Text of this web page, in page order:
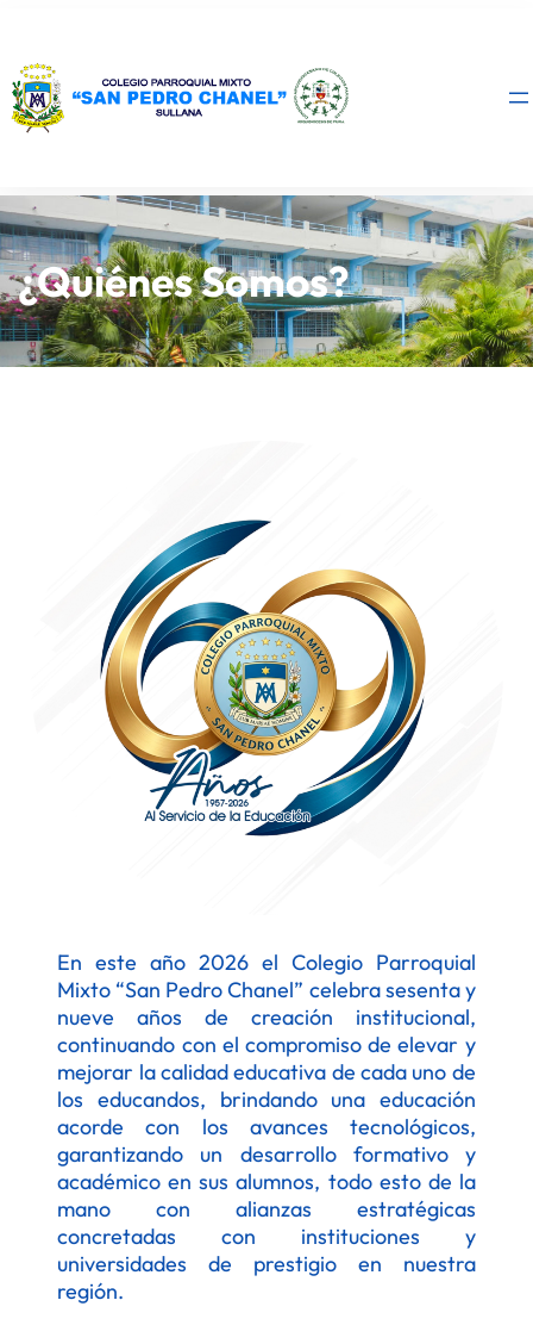
¿Quiénes Somos?
En este año 2026 el Colegio Parroquial
Mixto “San Pedro Chanel” celebra sesenta y
nueve años de creación institucional,
continuando con el compromiso de elevar y
mejorar la calidad educativa de cada uno de
los educandos, brindando una educación
acorde con los avances tecnológicos,
garantizando un desarrollo formativo y
académico en sus alumnos, todo esto de la
mano con alianzas estratégicas
concretadas con instituciones y
universidades de prestigio en nuestra
región.